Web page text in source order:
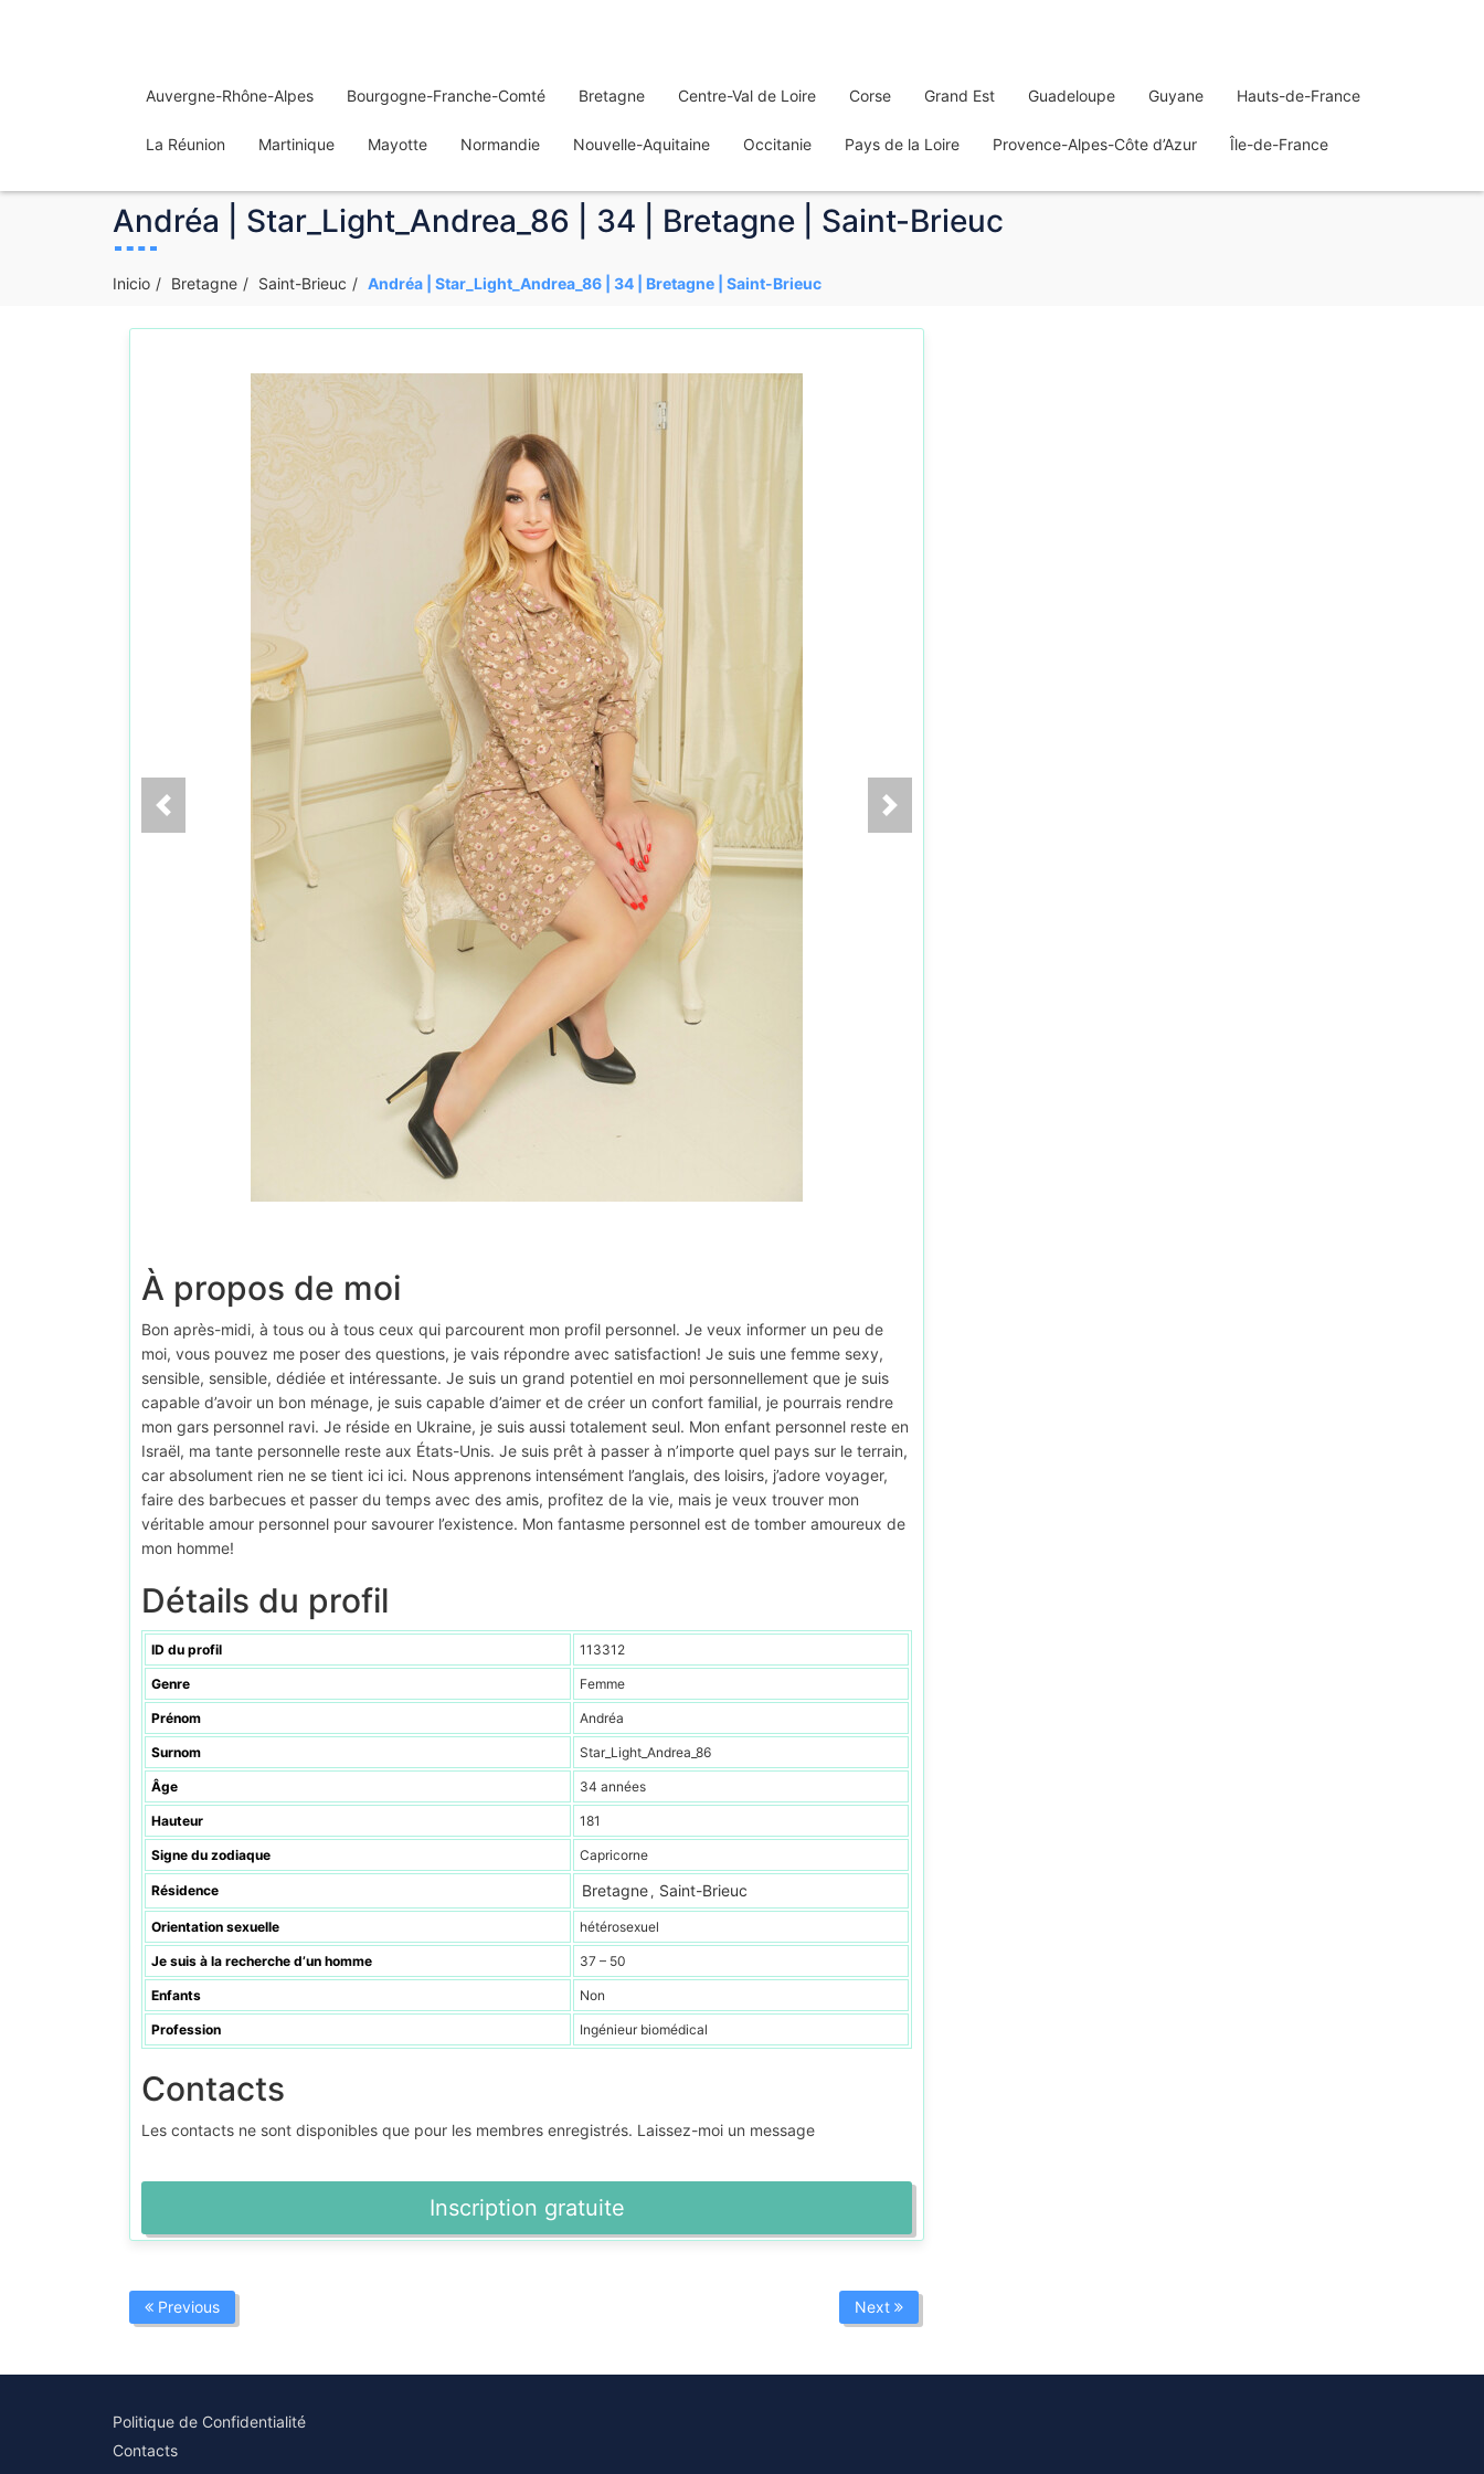
Auvergne-Rhône-Alpes Bourgogne-Franche-Comté Bretagne Centre-Val de Loire Corse Grand Est Guadeloupe Guyane Hauts-de-France
La Réunion Martinique Mayotte Normandie Nouvelle-Aquitaine Occitanie Pays de la Loire Provence-Alpes-Côte d’Azur Île-de-France
Andréa | Star_Light_Andrea_86 | 34 | Bretagne | Saint-Brieuc
Inicio Bretagne Saint-Brieuc Andréa | Star_Light_Andrea_86 | 34 | Bretagne | Saint-Brieuc
À propos de moi
Bon après-midi, à tous ou à tous ceux qui parcourent mon profil personnel. Je veux informer un peu de
moi, vous pouvez me poser des questions, je vais répondre avec satisfaction! Je suis une femme sexy,
sensible, sensible, dédiée et intéressante. Je suis un grand potentiel en moi personnellement que je suis
capable d’avoir un bon ménage, je suis capable d’aimer et de créer un confort familial, je pourrais rendre
mon gars personnel ravi. Je réside en Ukraine, je suis aussi totalement seul. Mon enfant personnel reste en
Israël, ma tante personnelle reste aux États-Unis. Je suis prêt à passer à n’importe quel pays sur le terrain,
car absolument rien ne se tient ici ici. Nous apprenons intensément l’anglais, des loisirs, j’adore voyager,
faire des barbecues et passer du temps avec des amis, profitez de la vie, mais je veux trouver mon
véritable amour personnel pour savourer l’existence. Mon fantasme personnel est de tomber amoureux de
mon homme!
Détails du profil
ID du profil 113312
Genre Femme
Prénom Andréa
Surnom Star_Light_Andrea_86
Âge 34 années
Hauteur 181
Signe du zodiaque Capricorne
Résidence Bretagne , Saint-Brieuc
Orientation sexuelle hétérosexuel
Je suis à la recherche d’un homme 37 – 50
Enfants Non
Profession Ingénieur biomédical
Contacts
Les contacts ne sont disponibles que pour les membres enregistrés. Laissez-moi un message
Inscription gratuite
Previous Next
Politique de Confidentialité
Contacts